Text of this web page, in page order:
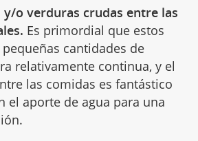
o verduras crudas entre las
Es primordial que estos
cantidades de
relativamente continua, y el
las comidas es fantástico
el aporte de agua para una